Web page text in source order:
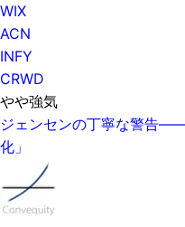
WIX
ACN
INFY
CRWD
やや強気
ジェンセンの丁寧な警告
化」